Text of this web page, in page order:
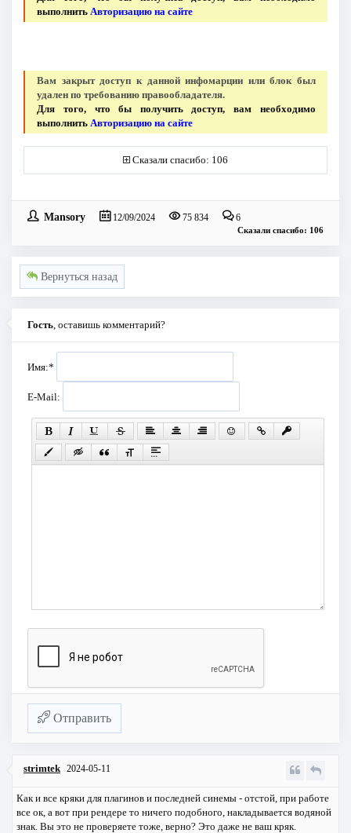
выполнитьАвторизацию на сайте
Вам закрыт доступ к данной инфомарции или блок был
удален по требованию правообладателя.
Для того, что бы получить доступ, вам необходимо
выполнитьАвторизацию на сайте
Сказали спасибо: 106
Mansory 12/09/2024 75 834 6
Сказали спасибо: 106
Вернуться назад
Гость , оставишь комментарий?
Имя:*
E-Mail:
Отправить
strimtek 2024-05-11
Как и все кряки для плагинов и последней синемы - отстой, при работе
все ок, а вот при рендере то ничего подобного, накладывается водяной
знак. Вы это не проверяете тоже, верно? Это даже не ваш кряк.